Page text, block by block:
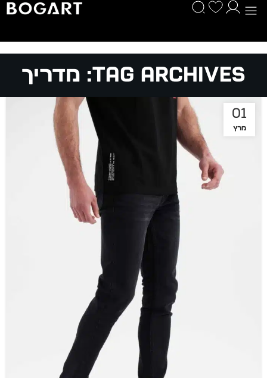
Tag Archives: מדריך
01
מרץ